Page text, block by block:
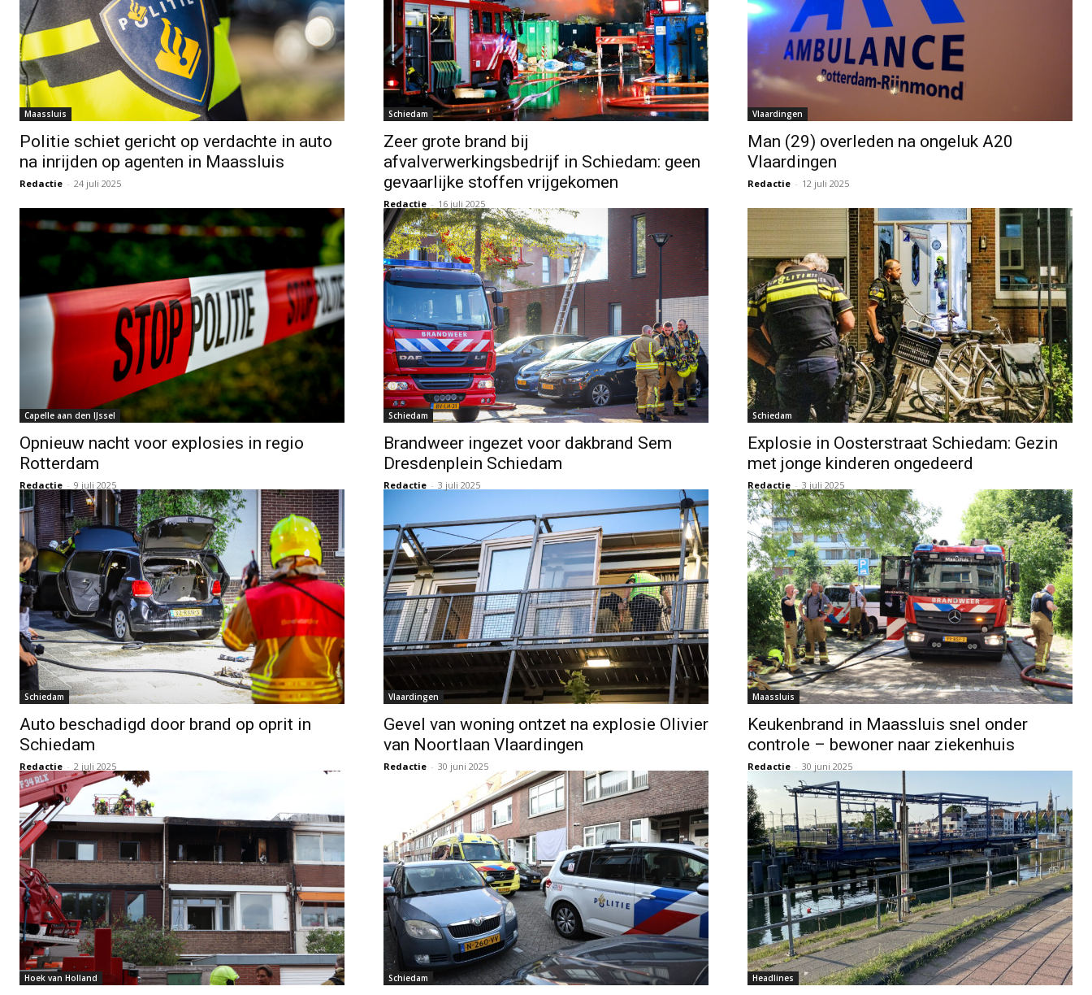
Maassluis
Politie schiet gericht op verdachte in auto
na inrijden op agenten in Maassluis
Redactie - 24 juli 2025
Schiedam
Zeer grote brand bij
afvalverwerkingsbedrijf in Schiedam: geen
gevaarlijke stoffen vrijgekomen
Redactie - 16 juli 2025
Vlaardingen
Man (29) overleden na ongeluk A20
Vlaardingen
Redactie - 12 juli 2025
Capelle aan den IJssel
Opnieuw nacht voor explosies in regio
Rotterdam
Redactie - 9 juli 2025
Schiedam
Brandweer ingezet voor dakbrand Sem
Dresdenplein Schiedam
Redactie - 3 juli 2025
Schiedam
Explosie in Oosterstraat Schiedam: Gezin
met jonge kinderen ongedeerd
Redactie - 3 juli 2025
Schiedam
Auto beschadigd door brand op oprit in
Schiedam
Redactie - 2 juli 2025
Vlaardingen
Gevel van woning ontzet na explosie Olivier
van Noortlaan Vlaardingen
Redactie - 30 juni 2025
Maassluis
Keukenbrand in Maassluis snel onder
controle – bewoner naar ziekenhuis
Redactie - 30 juni 2025
Hoek van Holland Schiedam Headlines